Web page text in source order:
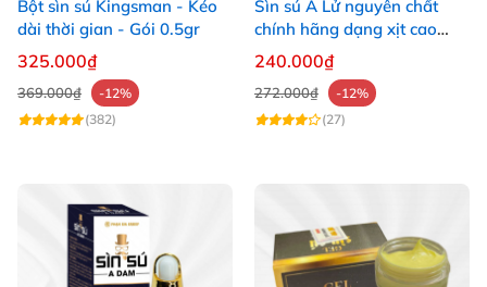
Bột sìn sú Kingsman - Kéo
dài thời gian - Gói 0.5gr
325.000₫
369.000₫
-12%
(382)
Sìn sú A Lử nguyên chất
chính hãng dạng xịt cao
thảo dược Ê Đê
240.000₫
272.000₫
-12%
(27)